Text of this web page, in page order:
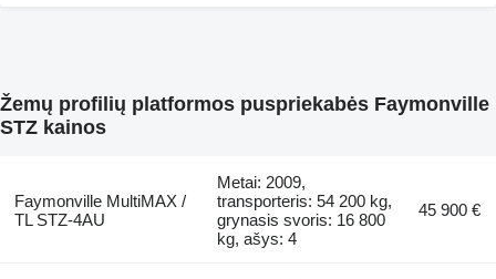
Žemų profilių platformos puspriekabės Faymonville
STZ kainos
Faymonville MultiMAX /
TL STZ-4AU
Metai: 2009,
transporteris: 54 200 kg,
grynasis svoris: 16 800
kg, ašys: 4
45 900 €